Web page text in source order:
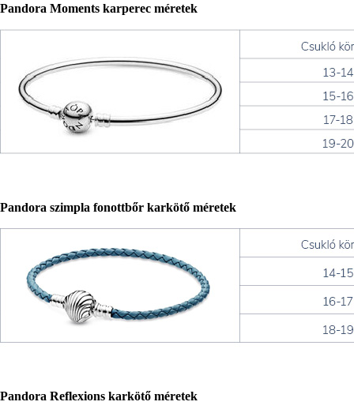
Pandora Moments karperec méretek
Pandora szimpla fonottbőr karkötő méretek
Pandora Reflexions karkötő méretek